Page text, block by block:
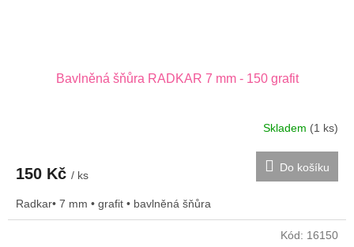
Bavlněná šňůra RADKAR 7 mm - 150 grafit
Skladem (1 ks)
150 Kč / ks
Do košíku
Radkar• 7 mm • grafit • bavlněná šňůra
Kód: 16150